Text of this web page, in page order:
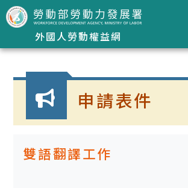
跳到主要內容區塊
外國人勞動權益網
:::
申請表件
雙語翻譯工作